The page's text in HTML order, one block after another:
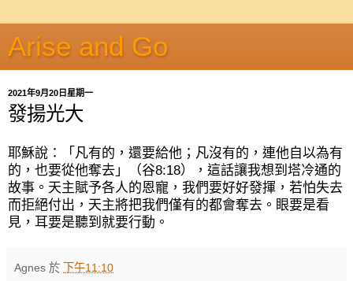
Arise and Go
2021年9月20日星期一
發揚光大
耶穌說：「凡有的，還要給他；凡沒有的，連他自以為有
的，也要從他奪去」（谷8:18），這話讓我想到塔冷通的
故事。天主賦予各人的恩寵，我們要好好發揮，若怕失去
而拒絕付出，天主將把我們僅有的都會奪去。眼要是看
見，耳要是聽到就要行動。
Agnes 於 下午11:10